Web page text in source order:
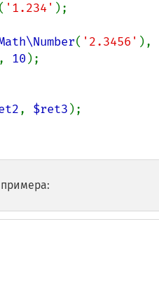
( '1.234' );
( '2.3456' ),
, 10
, $ret3 );